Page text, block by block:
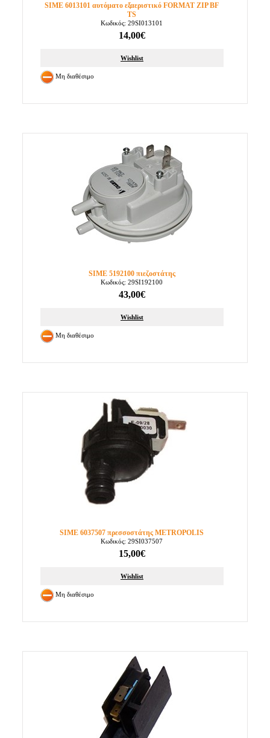
SIME 6013101 αυτόματο εξαεριστικό FORMAT ZIP BF
TS
Κωδικός: 29SI013101
14,00€
Wishlist
Μη διαθέσιμο
SIME 5192100 πιεζοστάτης
Κωδικός: 29SI192100
43,00€
Wishlist
Μη διαθέσιμο
SIME 6037507 πρεσσοστάτης METROPOLIS
Κωδικός: 29SI037507
15,00€
Wishlist
Μη διαθέσιμο